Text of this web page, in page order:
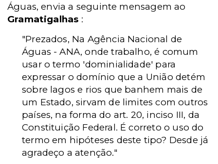
Águas, envia a seguinte mensagem ao
Gramatigalhas :
"Prezados, Na Agência Nacional de
Águas - ANA, onde trabalho, é comum
usar o termo 'dominialidade' para
expressar o domínio que a União detém
sobre lagos e rios que banhem mais de
um Estado, sirvam de limites com outros
países, na forma do art. 20, inciso III, da
Constituição Federal. É correto o uso do
termo em hipóteses deste tipo? Desde já
agradeço a atenção."